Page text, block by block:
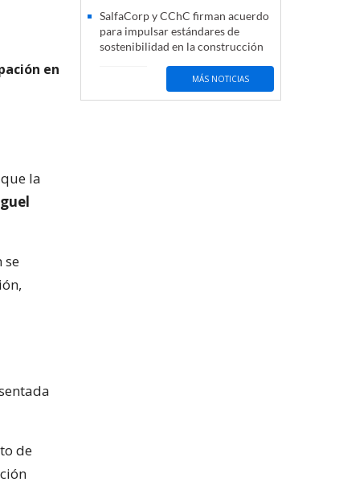
en
la
se
de
SalfaCorp y CChC firman acuerdo
para impulsar estándares de
sostenibilidad en la construcción
MÁS NOTICIAS